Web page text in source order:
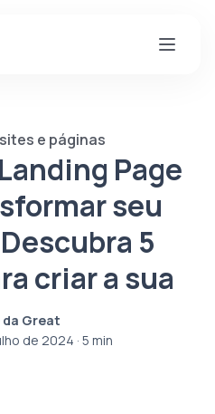
e páginas
Page
seu
5
criar a sua
da Great
de 2024 · 5 min